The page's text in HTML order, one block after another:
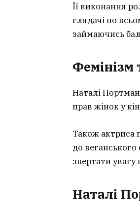
Її виконання
глядачі по
займаючись
Фемінізм
Наталі
прав жінок у
Також актриса
до
звертати увагу
Наталі